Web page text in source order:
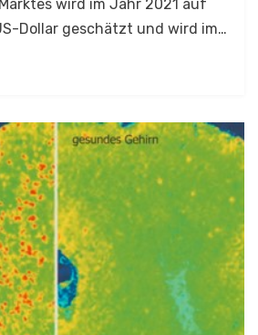
wird im Jahr 2021 auf
Dollar geschätzt und wird im…